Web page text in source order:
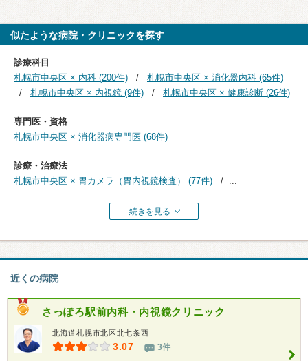
似たような病院・クリニックを探す
診療科目
札幌市中央区 × 内科 (200件)
札幌市中央区 × 消化器内科 (65件)
札幌市中央区 × 内視鏡 (9件)
札幌市中央区 × 健康診断 (26件)
専門医・資格
札幌市中央区 × 消化器病専門医 (68件)
診療・治療法
札幌市中央区 × 胃カメラ（胃内視鏡検査） (77件)
...
続きを見る
近くの病院
さっぽろ駅前内科・内視鏡クリニック
北海道札幌市北区北七条西
3.07 3件